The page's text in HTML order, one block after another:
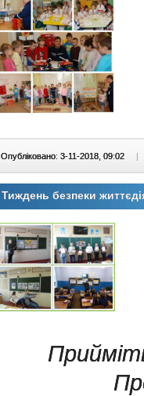
Опубліковано: 3-11-2018, 09:02 |
Тиждень безпеки